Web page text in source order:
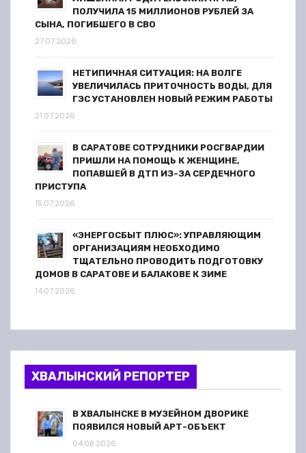
ПОЛУЧИЛА 15 МИЛЛИОНОВ РУБЛЕЙ ЗА
СЫНА, ПОГИБШЕГО В СВО
27.07.2026
НЕТИПИЧНАЯ СИТУАЦИЯ: НА ВОЛГЕ
УВЕЛИЧИЛАСЬ ПРИТОЧНОСТЬ ВОДЫ, ДЛЯ
ГЭС УСТАНОВЛЕН НОВЫЙ РЕЖИМ РАБОТЫ
21.07.2026
В САРАТОВЕ СОТРУДНИКИ РОСГВАРДИИ
ПРИШЛИ НА ПОМОЩЬ К ЖЕНЩИНЕ,
ПОПАВШЕЙ В ДТП ИЗ-ЗА СЕРДЕЧНОГО
ПРИСТУПА
15.07.2026
«ЭНЕРГОСБЫТ ПЛЮС»: УПРАВЛЯЮЩИМ
ОРГАНИЗАЦИЯМ НЕОБХОДИМО
ТЩАТЕЛЬНО ПРОВОДИТЬ ПОДГОТОВКУ
ДОМОВ В САРАТОВЕ И БАЛАКОВЕ К ЗИМЕ
14.07.2026
ХВАЛЫНСКИЙ РЕПОРТЕР
В ХВАЛЫНСКЕ В МУЗЕЙНОМ ДВОРИКЕ
ПОЯВИЛСЯ НОВЫЙ АРТ-ОБЪЕКТ
04.08.2026